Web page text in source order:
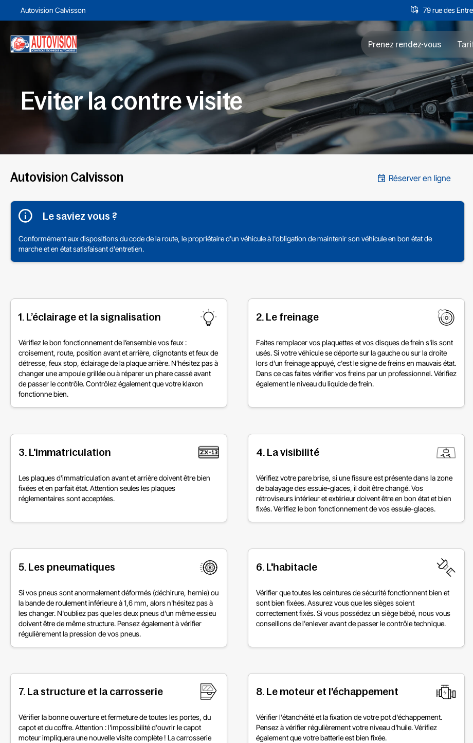
Autovision Calvisson 79 rue des
Prenez rendez-vous
Eviter la contre visite
Autovision Calvisson Réserver en ligne
Le saviez vous ?
Conformément aux dispositions du code de la route, le propriétaire d'un véhicule à l'obligation de maintenir son véhicule en bon état de
marche et en état satisfaisant d'entretien.
1. L’éclairage et la signalisation
Vérifiez le bon fonctionnement de l’ensemble vos feux :
croisement, route, position avant et arrière, clignotants et feux de
détresse, feux stop, éclairage de la plaque arrière. N’hésitez pas à
changer une ampoule grillée ou à réparer un phare cassé avant
de passer le contrôle. Contrôlez également que votre klaxon
fonctionne bien.
2. Le freinage
Faites remplacer vos plaquettes et vos disques de frein s'ils sont
usés. Si votre véhicule se déporte sur la gauche ou sur la droite
lors d'un freinage appuyé, c'est le signe de freins en mauvais état.
Dans ce cas faites vérifier vos freins par un professionnel. Vérifiez
également le niveau du liquide de frein.
3. L'immatriculation
Les plaques d'immatriculation avant et arrière doivent être bien
fixées et en parfait état. Attention seules les plaques
réglementaires sont acceptées.
4. La visibilité
Vérifiez votre pare brise, si une fissure est présente dans la zone
de balayage des essuie-glaces, il doit être changé. Vos
rétroviseurs intérieur et extérieur doivent être en bon état et bien
fixés. Vérifiez le bon fonctionnement de vos essuie-glaces.
5. Les pneumatiques
Si vos pneus sont anormalement déformés (déchirure, hernie) ou
la bande de roulement inférieure à 1,6 mm, alors n'hésitez pas à
les changer. N'oubliez pas que les deux pneus d'un même essieu
doivent être de même structure. Pensez également à vérifier
régulièrement la pression de vos pneus.
6. L'habitacle
Vérifier que toutes les ceintures de sécurité fonctionnent bien et
sont bien fixées. Assurez vous que les sièges soient
correctement fixés. Si vous possédez un siège bébé, nous vous
conseillons de l'enlever avant de passer le contrôle technique.
7. La structure et la carrosserie
Vérifier la bonne ouverture et fermeture de toutes les portes, du
capot et du coffre. Attention : l'impossibilité d'ouvrir le capot
moteur impliquera une nouvelle visite complète ! La carrosserie
8. Le moteur et l'échappement
Vérifier l'étanchéité et la fixation de votre pot d'échappement.
Pensez à vérifier régulièrement votre niveau d'huile. Vérifiez
également que votre batterie est bien fixée.